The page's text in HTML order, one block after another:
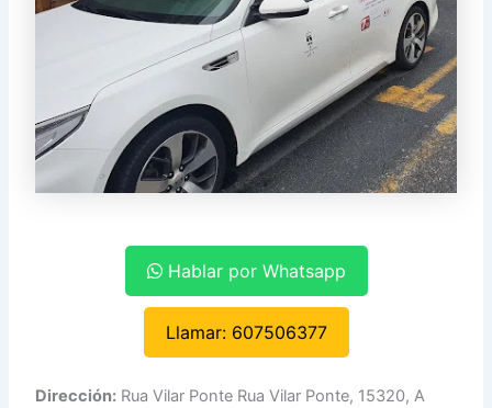
Hablar por Whatsapp
Llamar: 607506377
Dirección: Rua Vilar Ponte Rua Vilar Ponte, 15320, A